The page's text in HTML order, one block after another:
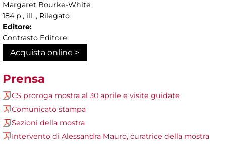
Margaret Bourke-White
184 p., ill. , Rilegato
Editore:
Contrasto Editore
Acquista online >
Prensa
CS proroga mostra al 30 aprile e visite guidate
Comunicato stampa
Sezioni della mostra
Intervento di Alessandra Mauro, curatrice della mostra